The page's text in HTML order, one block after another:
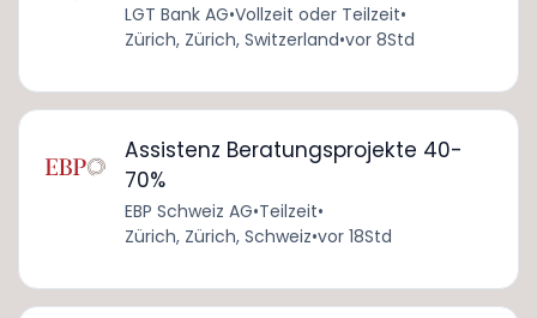
LGT Bank AG•Vollzeit oder Teilzeit•
Zürich, Zürich, Switzerland•vor 8Std
Assistenz Beratungsprojekte 40-
70%
EBP Schweiz AG•Teilzeit•
Zürich, Zürich, Schweiz•vor 18Std